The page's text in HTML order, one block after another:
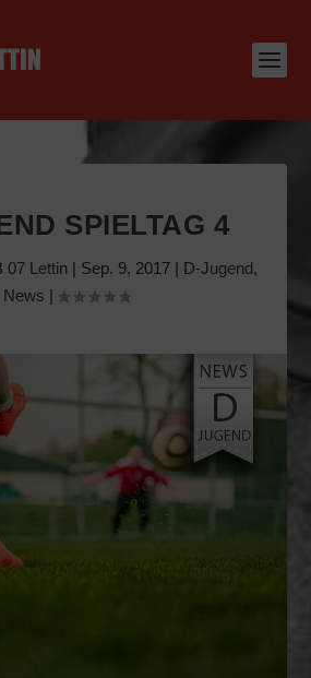
SPIELTAG 4
07 Lettin | Sep. 9, 2017| D-Jugend,
News |